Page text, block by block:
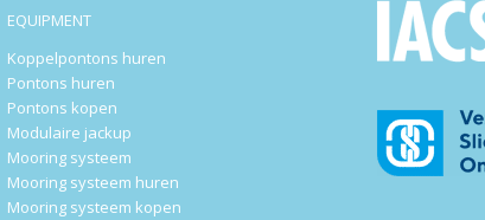
EQUIPMENT
Koppelpontons huren
Pontons huren
Pontons kopen
Modulaire jackup
Mooring systeem
Mooring systeem huren
Mooring systeem kopen